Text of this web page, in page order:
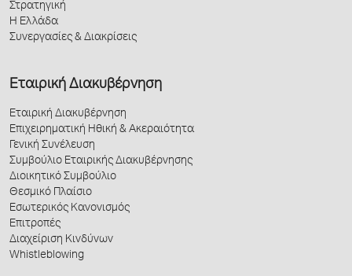
Στρατηγική
Η Ελλάδα
Συνεργασίες & Διακρίσεις
Εταιρική Διακυβέρνηση
Εταιρική Διακυβέρνηση
Επιχειρηματική Ηθική & Ακεραιότητα
Γενική Συνέλευση
Συμβούλιο Εταιρικής Διακυβέρνησης
Διοικητικό Συμβούλιο
Θεσμικό Πλαίσιο
Εσωτερικός Κανονισμός
Επιτροπές
Διαχείριση Κινδύνων
Whistleblowing